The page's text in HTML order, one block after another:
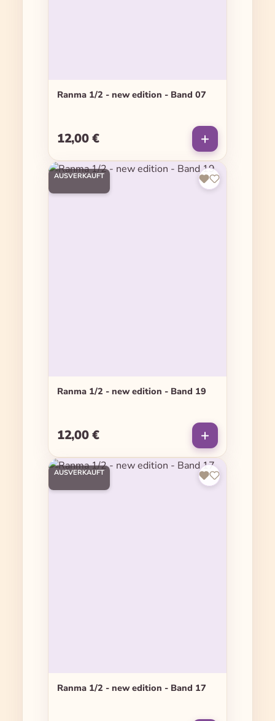
Ranma 1/2 - new edition - Band 07
Regulärer Preis:
12,00 €
AUSVERKAUFT
Ranma 1/2 - new edition - Band 19
Regulärer Preis:
12,00 €
AUSVERKAUFT
Ranma 1/2 - new edition - Band 17